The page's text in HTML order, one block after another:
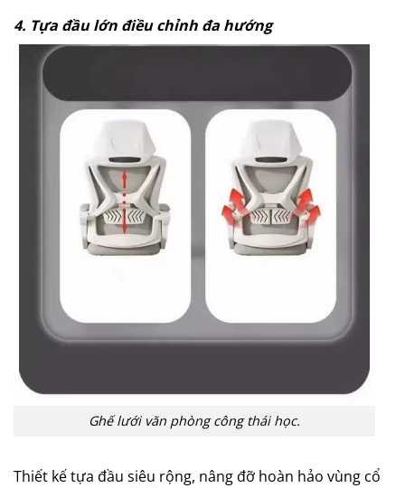
4. Tựa đầu lớn điều chỉnh đa hướng
Ghế lưới văn phòng công thái học.
Thiết kế tựa đầu siêu rộng, nâng đỡ hoàn hảo vùng cổ